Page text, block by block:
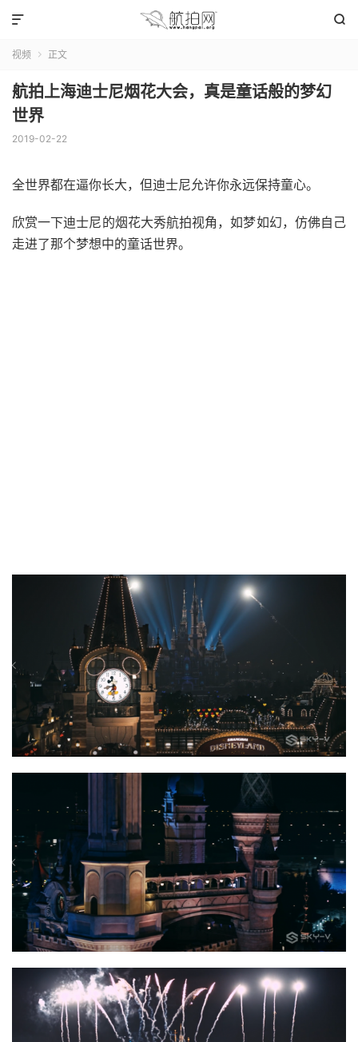


视频  正文
航拍上海迪士尼烟花大会，真是童话般的梦幻
世界
2019-02-22
全世界都在逼你长大，但迪士尼允许你永远保持童心。
欣赏一下迪士尼的烟花大秀航拍视角，如梦如幻，仿佛自己
走进了那个梦想中的童话世界。